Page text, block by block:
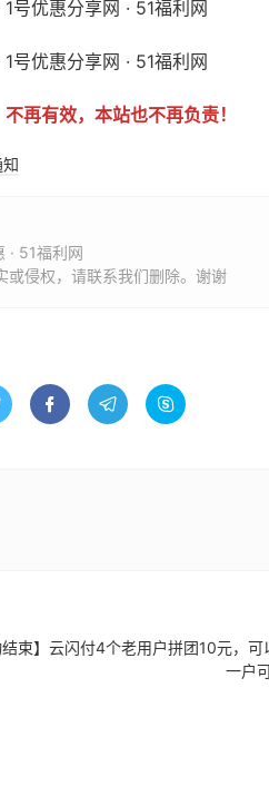
再有效，本站也不再负责！
· 51福利网
或侵权，请联系我们删除。谢谢
  
结束】云闪付4个老用户拼团10元，可
一户